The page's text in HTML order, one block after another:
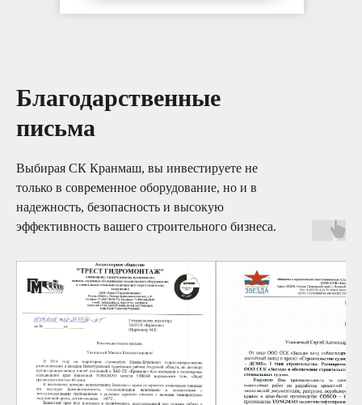
Благодарственные
письма
Выбирая СК Кранмаш, вы инвестируете не
только в современное оборудование, но и в
надежность, безопасность и высокую
эффективность вашего строительного бизнеса.